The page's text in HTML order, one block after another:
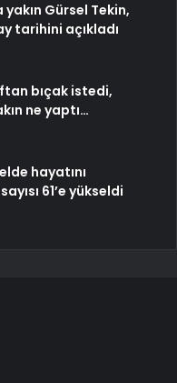
yakın Gürsel Tekin,
tarihini açıkladı
bıçak istedi,
ne yaptı…
hayatını
61’e yükseldi